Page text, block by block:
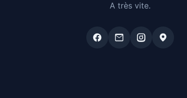
A très vite.